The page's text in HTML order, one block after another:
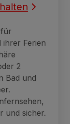
ihrer Ferien
2
Bad und
und sicher.